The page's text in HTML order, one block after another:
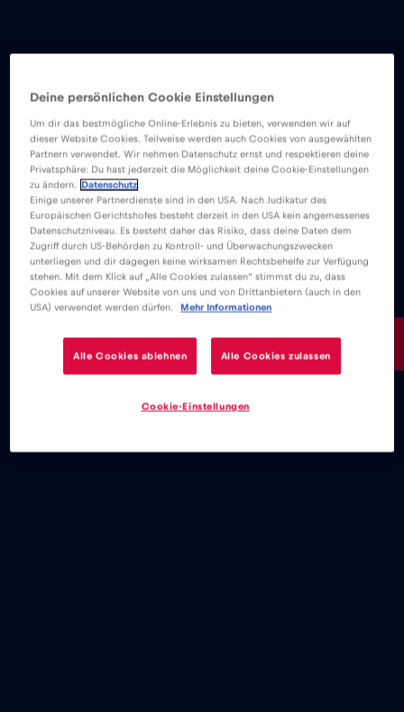
15€
Deine persönlichen Cookie Einstellungen
Um dir das bestmögliche Online-Erlebnis zu bieten, verwenden wir auf
dieser Website Cookies. Teilweise werden auch Cookies von ausgewählten
Partnern verwendet. Wir nehmen Datenschutz ernst und respektieren deine
Privatsphäre: Du hast jederzeit die Möglichkeit deine Cookie-Einstellungen
zu ändern.
Datenschutz
Einige unserer Partnerdienste sind in den USA. Nach Judikatur des
Europäischen Gerichtshofes besteht derzeit in den USA kein angemessenes
Datenschutzniveau. Es besteht daher das Risiko, dass deine Daten dem
Zugriff durch US-Behörden zu Kontroll- und Überwachungszwecken
unterliegen und dir dagegen keine wirksamen Rechtsbehelfe zur Verfügung
stehen. Mit dem Klick auf „Alle Cookies zulassen“ stimmst du zu, dass
Cookies auf unserer Website von uns und von Drittanbietern (auch in den
USA) verwendet werden dürfen.
Mehr Informationen
Alle Cookies ablehnen Alle Cookies zulassen
Cookie-Einstellungen